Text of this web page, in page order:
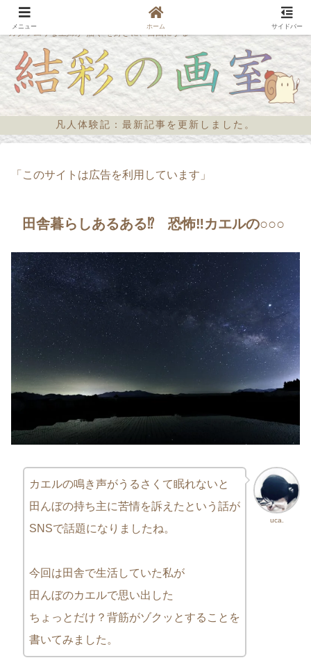
カタツムリな主婦が“描く”を好きに、自由にする
凡人体験記：最新記事を更新しました。
「このサイトは広告を利用しています」
田舎暮らしあるある⁉ 恐怖‼カエルの○○○
uca.
カエルの鳴き声がうるさくて眠れないと
田んぼの持ち主に苦情を訴えたという話が
SNSで話題になりましたね。
今回は田舎で生活していた私が
田んぼのカエルで思い出した
ちょっとだけ？背筋がゾクッとすることを
書いてみました。
メニュー ホーム サイドバー